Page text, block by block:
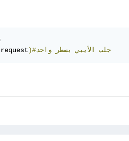
request )#جلب الأيبي بسطر واحد